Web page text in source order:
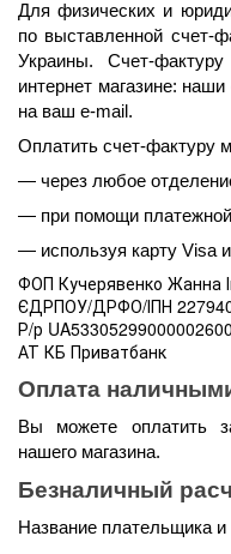
Для физических и
по выставленной счет-
Украины. Счет-
интернет магазине:
на ваш e-mail.
Оплатить счет-фактуру
— через любое
— при помощи
— используя карту Visa
ФОП Кучерявенко Жанна
ЄДРПОУ/ДРФО/ІПН
Р/р
АТ КБ Приватбанк
Оплата
Вы можете оплатить
нашего магазина.
Безналичный
Название плательщика